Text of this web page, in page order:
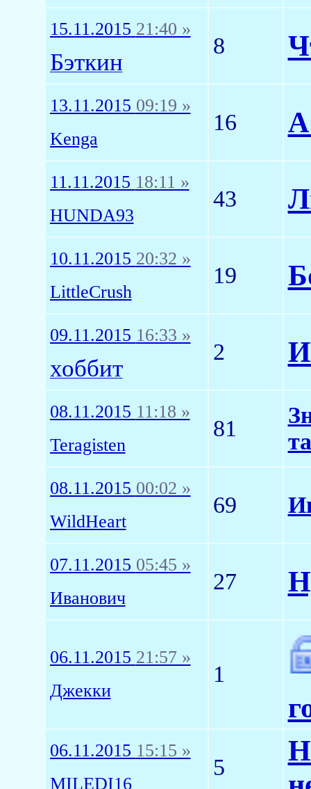
15.11.2015 21:40 »
Бэткин
8
13.11.2015 09:19 »
Kenga
16 А
11.11.2015 18:11 »
HUNDA93
43
10.11.2015 20:32 »
LittleCrush
19
09.11.2015 16:33 »
хоббит
2
08.11.2015 11:18 »
Teragisten
81
08.11.2015 00:02 »
WildHeart
69
07.11.2015 05:45 »
Иванович
27
06.11.2015 21:57 »
Джекки
1
06.11.2015 15:15 »
MILEDI16
5